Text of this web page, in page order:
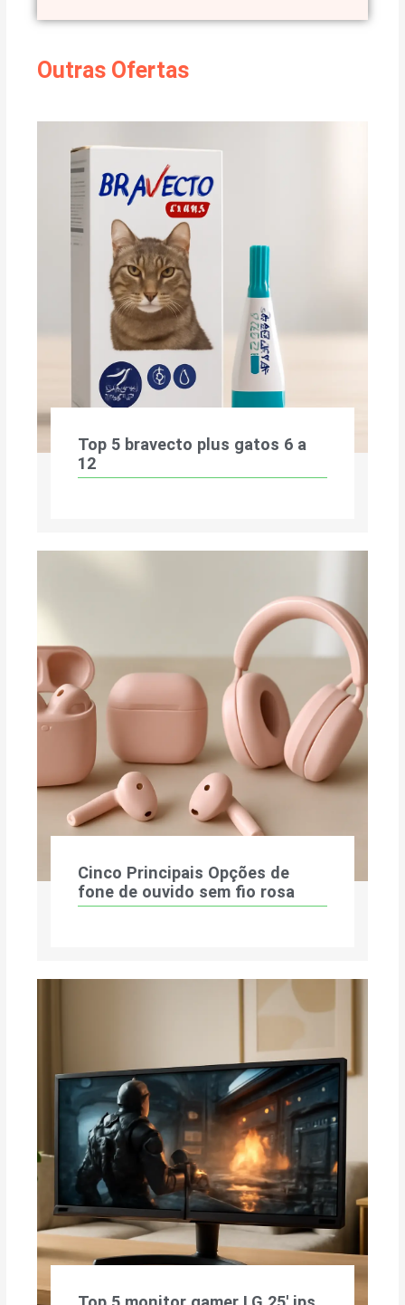
Outras Ofertas
Top 5 bravecto plus gatos 6 a
12
Cinco Principais Opções de
fone de ouvido sem fio rosa